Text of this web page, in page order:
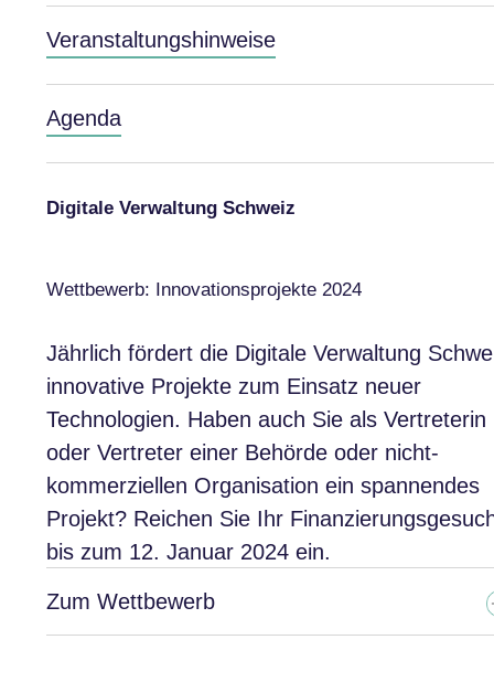
Veranstaltungshinweise
Agenda
Digitale Verwaltung Schweiz
Wettbewerb: Innovationsprojekte 2024
Jährlich fördert die Digitale Verwaltung
innovative Projekte zum Einsatz neuer
Technologien. Haben auch Sie als Vertreterin
oder Vertreter einer Behörde oder nicht-
kommerziellen Organisation ein spannendes
Projekt? Reichen Sie Ihr
bis zum 12. Januar 2024 ein.
Zum Wettbewerb